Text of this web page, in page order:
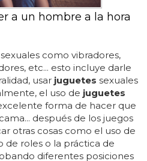
a un hombre a la hora
sexuales como vibradores,
etc... esto incluye darle
usar juguetes sexuales
el uso de juguetes
forma de hacer que
después de los juegos
otras cosas como el uso de
de roles o la práctica de
diferentes posiciones